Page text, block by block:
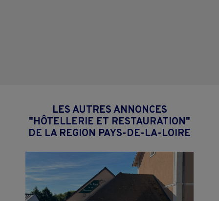
LES AUTRES ANNONCES
"HÔTELLERIE ET RESTAURATION"
DE LA REGION PAYS-DE-LA-LOIRE